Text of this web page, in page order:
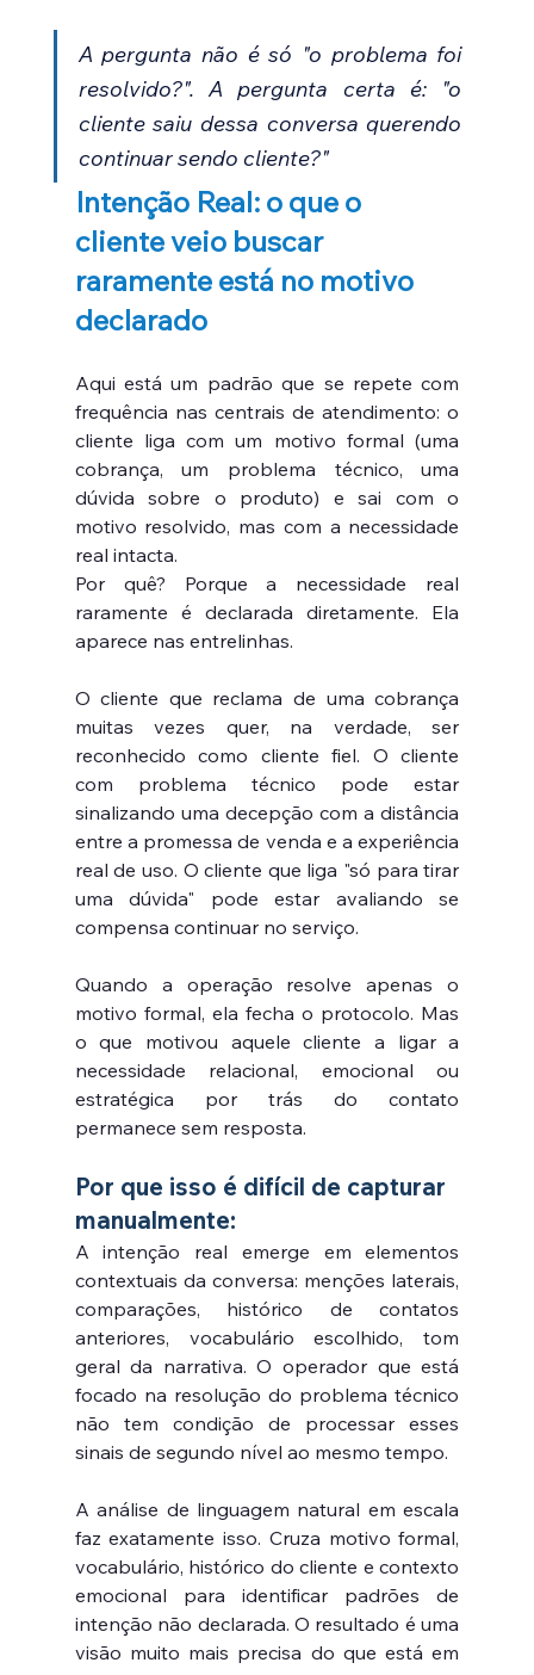
A pergunta não é só "o problema foi
resolvido?". A pergunta certa é: "o
cliente saiu dessa conversa querendo
continuar sendo cliente?"
Intenção Real: o que o
cliente veio buscar
raramente está no motivo
declarado
Aqui está um padrão que se repete com
frequência nas centrais de atendimento: o
cliente liga com um motivo formal (uma
cobrança, um problema técnico, uma
dúvida sobre o produto) e sai com o
motivo resolvido, mas com a necessidade
real intacta.
Por quê? Porque a necessidade real
raramente é declarada diretamente. Ela
aparece nas entrelinhas.
O cliente que reclama de uma cobrança
muitas vezes quer, na verdade, ser
reconhecido como cliente fiel. O cliente
com problema técnico pode estar
sinalizando uma decepção com a distância
entre a promessa de venda e a experiência
real de uso. O cliente que liga "só para tirar
uma dúvida" pode estar avaliando se
compensa continuar no serviço.
Quando a operação resolve apenas o
motivo formal, ela fecha o protocolo. Mas
o que motivou aquele cliente a ligar a
necessidade relacional, emocional ou
estratégica por trás do contato
permanece sem resposta.
Por que isso é difícil de capturar
manualmente:
A intenção real emerge em elementos
contextuais da conversa: menções laterais,
comparações, histórico de contatos
anteriores, vocabulário escolhido, tom
geral da narrativa. O operador que está
focado na resolução do problema técnico
não tem condição de processar esses
sinais de segundo nível ao mesmo tempo.
A análise de linguagem natural em escala
faz exatamente isso. Cruza motivo formal,
vocabulário, histórico do cliente e contexto
emocional para identificar padrões de
intenção não declarada. O resultado é uma
visão muito mais precisa do que está em